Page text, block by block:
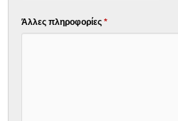
Άλλες πληροφορίες*